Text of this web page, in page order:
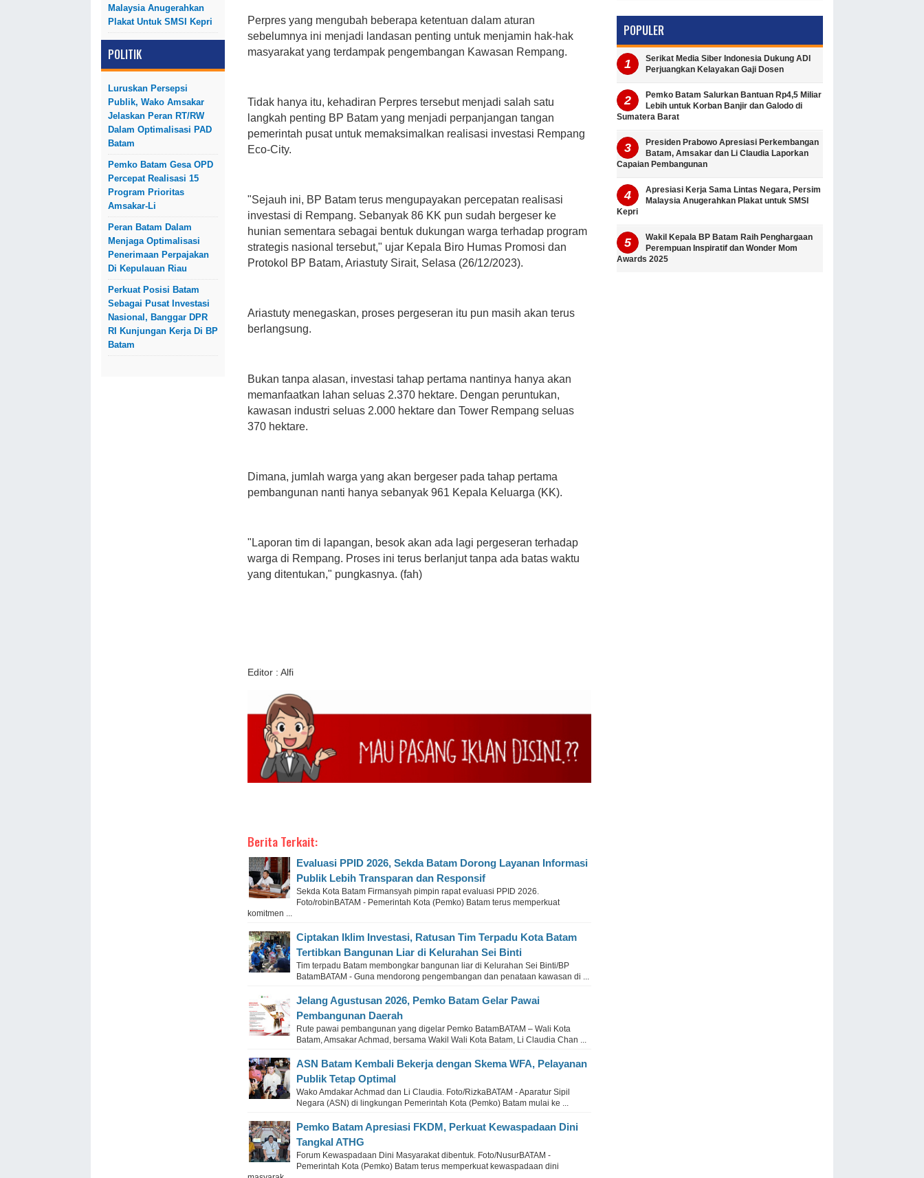
Malaysia Anugerahkan
Plakat Untuk SMSI Kepri
POLITIK
Luruskan Persepsi
Publik, Wako Amsakar
Jelaskan Peran RT/RW
Dalam Optimalisasi PAD
Batam
Pemko Batam Gesa OPD
Percepat Realisasi 15
Program Prioritas
Amsakar-Li
Peran Batam Dalam
Menjaga Optimalisasi
Penerimaan Perpajakan
Di Kepulauan Riau
Perkuat Posisi Batam
Sebagai Pusat Investasi
Nasional, Banggar DPR
RI Kunjungan Kerja Di BP
Batam
Perpres yang mengubah beberapa ketentuan dalam aturan
sebelumnya ini menjadi landasan penting untuk menjamin hak-hak
masyarakat yang terdampak pengembangan Kawasan Rempang.
Tidak hanya itu, kehadiran Perpres tersebut menjadi salah satu
langkah penting BP Batam yang menjadi perpanjangan tangan
pemerintah pusat untuk memaksimalkan realisasi investasi Rempang
Eco-City.
"Sejauh ini, BP Batam terus mengupayakan percepatan realisasi
investasi di Rempang. Sebanyak 86 KK pun sudah bergeser ke
hunian sementara sebagai bentuk dukungan warga terhadap program
strategis nasional tersebut," ujar Kepala Biro Humas Promosi dan
Protokol BP Batam, Ariastuty Sirait, Selasa (26/12/2023).
Ariastuty menegaskan, proses pergeseran itu pun masih akan terus
berlangsung.
Bukan tanpa alasan, investasi tahap pertama nantinya hanya akan
memanfaatkan lahan seluas 2.370 hektare. Dengan peruntukan,
kawasan industri seluas 2.000 hektare dan Tower Rempang seluas
370 hektare.
Dimana, jumlah warga yang akan bergeser pada tahap pertama
pembangunan nanti hanya sebanyak 961 Kepala Keluarga (KK).
"Laporan tim di lapangan, besok akan ada lagi pergeseran terhadap
warga di Rempang. Proses ini terus berlanjut tanpa ada batas waktu
yang ditentukan," pungkasnya. (fah)
Editor : Alfi
Berita Terkait:
Evaluasi PPID 2026, Sekda Batam Dorong Layanan Informasi
Publik Lebih Transparan dan Responsif
Sekda Kota Batam Firmansyah pimpin rapat evaluasi PPID 2026.
Foto/robinBATAM - Pemerintah Kota (Pemko) Batam terus memperkuat
komitmen ...
Ciptakan Iklim Investasi, Ratusan Tim Terpadu Kota Batam
Tertibkan Bangunan Liar di Kelurahan Sei Binti
Tim terpadu Batam membongkar bangunan liar di Kelurahan Sei Binti/BP
BatamBATAM - Guna mendorong pengembangan dan penataan kawasan di ...
Jelang Agustusan 2026, Pemko Batam Gelar Pawai
Pembangunan Daerah
Rute pawai pembangunan yang digelar Pemko BatamBATAM – Wali Kota
Batam, Amsakar Achmad, bersama Wakil Wali Kota Batam, Li Claudia Chan ...
ASN Batam Kembali Bekerja dengan Skema WFA, Pelayanan
Publik Tetap Optimal
Wako Amdakar Achmad dan Li Claudia. Foto/RizkaBATAM - Aparatur Sipil
Negara (ASN) di lingkungan Pemerintah Kota (Pemko) Batam mulai ke ...
Pemko Batam Apresiasi FKDM, Perkuat Kewaspadaan Dini
Tangkal ATHG
Forum Kewaspadaan Dini Masyarakat dibentuk. Foto/NusurBATAM -
Pemerintah Kota (Pemko) Batam terus memperkuat kewaspadaan dini
POPULER
Serikat Media Siber Indonesia Dukung ADI
Perjuangkan Kelayakan Gaji Dosen
Pemko Batam Salurkan Bantuan Rp4,5 Miliar
Lebih untuk Korban Banjir dan Galodo di
Sumatera Barat
Presiden Prabowo Apresiasi Perkembangan
Batam, Amsakar dan Li Claudia Laporkan
Capaian Pembangunan
Apresiasi Kerja Sama Lintas Negara, Persim
Malaysia Anugerahkan Plakat untuk SMSI
Kepri
Wakil Kepala BP Batam Raih Penghargaan
Perempuan Inspiratif dan Wonder Mom
Awards 2025